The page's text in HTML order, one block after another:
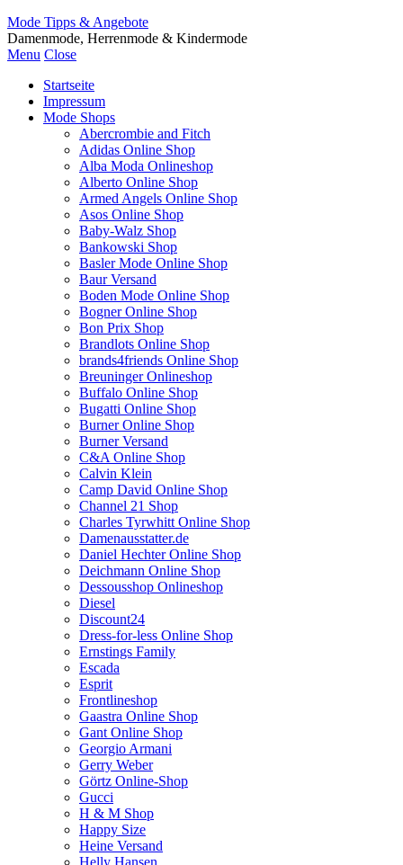
Mode Tipps & Angebote
Damenmode, Herrenmode & Kindermode
Menu Close
Startseite
Impressum
Mode Shops
Abercrombie and Fitch
Adidas Online Shop
Alba Moda Onlineshop
Alberto Online Shop
Armed Angels Online Shop
Asos Online Shop
Baby-Walz Shop
Bankowski Shop
Basler Mode Online Shop
Baur Versand
Boden Mode Online Shop
Bogner Online Shop
Bon Prix Shop
Brandlots Online Shop
brands4friends Online Shop
Breuninger Onlineshop
Buffalo Online Shop
Bugatti Online Shop
Burner Online Shop
Burner Versand
C&A Online Shop
Calvin Klein
Camp David Online Shop
Channel 21 Shop
Charles Tyrwhitt Online Shop
Damenausstatter.de
Daniel Hechter Online Shop
Deichmann Online Shop
Dessousshop Onlineshop
Diesel
Discount24
Dress-for-less Online Shop
Ernstings Family
Escada
Esprit
Frontlineshop
Gaastra Online Shop
Gant Online Shop
Georgio Armani
Gerry Weber
Görtz Online-Shop
Gucci
H & M Shop
Happy Size
Heine Versand
Helly Hansen